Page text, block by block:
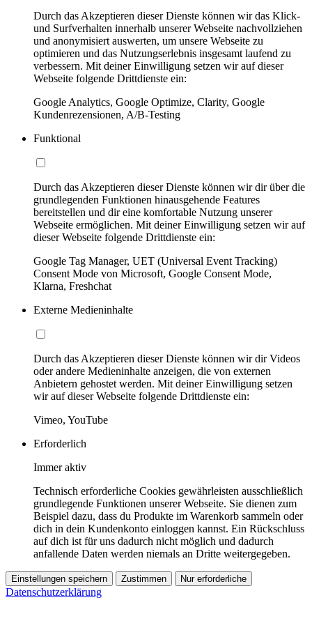
Durch das Akzeptieren dieser Dienste können wir das Klick-
und Surfverhalten innerhalb unserer Webseite nachvollziehen
und anonymisiert auswerten, um unsere Webseite zu
optimieren und das Nutzungserlebnis insgesamt laufend zu
verbessern. Mit deiner Einwilligung setzen wir auf dieser
Webseite folgende Drittdienste ein:
Google Analytics, Google Optimize, Clarity, Google
Kundenrezensionen, A/B-Testing
Funktional
Durch das Akzeptieren dieser Dienste können wir dir über die
grundlegenden Funktionen hinausgehende Features
bereitstellen und dir eine komfortable Nutzung unserer
Webseite ermöglichen. Mit deiner Einwilligung setzen wir auf
dieser Webseite folgende Drittdienste ein:
Google Tag Manager, UET (Universal Event Tracking)
Consent Mode von Microsoft, Google Consent Mode,
Klarna, Freshchat
Externe Medieninhalte
Durch das Akzeptieren dieser Dienste können wir dir Videos
oder andere Medieninhalte anzeigen, die von externen
Anbietern gehostet werden. Mit deiner Einwilligung setzen
wir auf dieser Webseite folgende Drittdienste ein:
Vimeo, YouTube
Erforderlich
Immer aktiv
Technisch erforderliche Cookies gewährleisten ausschließlich
grundlegende Funktionen unserer Webseite. Sie dienen zum
Beispiel dazu, dass du Produkte im Warenkorb sammeln oder
dich in dein Kundenkonto einloggen kannst. Ein Rückschluss
auf dich ist für uns dadurch nicht möglich und dadurch
anfallende Daten werden niemals an Dritte weitergegeben.
Einstellungen speichern Zustimmen Nur erforderliche
Datenschutzerklärung